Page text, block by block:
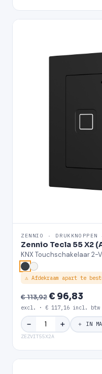
ZENNIO ·
Zennio Tecla 55 X2
KNX Touchschakelaar 2-V
⚠ Afdekraam apart te
€ 113,92€ 96,83
excl. · € 117,16 incl. btw
− ＋ ＋ IN
ZEZVIT55X2A